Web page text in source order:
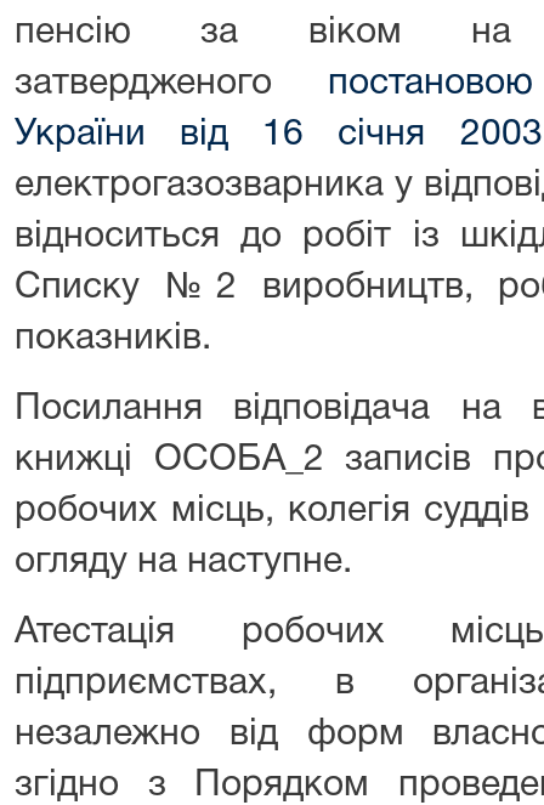
пенсію за віком на
затвердженого
України від 16 січня
електрогазозварника у
відноситься до робіт із
Списку №2 виробництв,
показників.
Посилання відповідача на
книжці ОСОБА_2 записів
робочих місць, колегія
огляду на наступне.
Атестація робочих
підприємствах, в
незалежно від форм
згідно з Порядком